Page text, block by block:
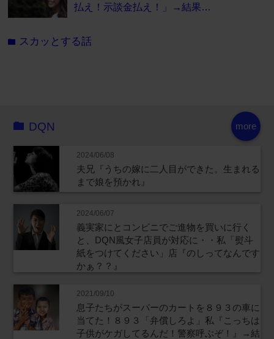
払え！示談金払え！」→結果…
folder スカッとする話
more
DQN
2024/06/08
夫兄『うちの嫁に二人目ができた。生まれる
まで娘を預かれ』
2024/06/07
義実家にとコンビニでご進物を買いに行く
と、DQN風女子店員が対応に・・私「熨斗
紙をつけてください」店『のしってなんです
かぁ？？』
2021/09/10
息子たちがスーパーのカートを８９３の車に
当てた！８９３「弁償しろよ」私『こっちは
子供がケガしてるんだ！警察呼ぶぞ！』→結